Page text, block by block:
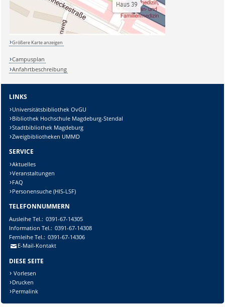
Größere Karte anzeigen
Campusplan
Anfahrtbeschreibung
LINKS
Universitätsbibliothek OvGU
Bibliothek Hochschule Magdeburg-Stendal
Stadtbibliothek Magdeburg
Zweigbibliotheken UMMD
SERVICE
Aktuelles
Veranstaltungen
FAQ
Personensuche (HIS-LSF)
TELEFONNUMMERN
AusleiheTel.: 0391-67-14305
Information Tel.: 0391-67-14308
FernleiheTel.: 0391-67-14306
E-Mail-Kontakt
DIESE SEITE
Vorlesen
Drucken
Permalink